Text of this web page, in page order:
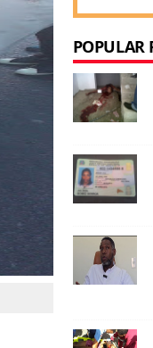
POPULAR